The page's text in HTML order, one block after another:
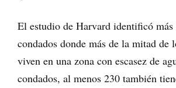
El estudio de Harvard identificó más
condados donde más de la mitad de
viven en una zona con escasez de
condados, al menos 230 también